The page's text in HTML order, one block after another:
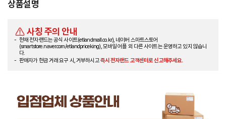
상품설명
사칭 주의 안내
현재 전자랜드는 공식 사이트(etlandmall.co.kr), 네이버 스마트스토어
(smartstore.naver.com/etlandpriceking), 모바일 어플 외 다른 사이트는 운영하고 있지 않습니
다.
판매자가 현금 거래 요구 시, 거부하시고즉시 전자랜드 고객센터로 신고해주세요.